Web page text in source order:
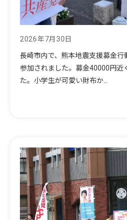
2026年7月30日
長崎市内で、熊本地震支援募金
参加されました。募金40000円近
た。小学生が可愛い財布か…